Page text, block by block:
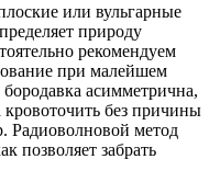
или вульгарные
природу
рекомендуем
при малейшем
асимметрична,
без причины
Радиоволновой метод
позволяет забрать